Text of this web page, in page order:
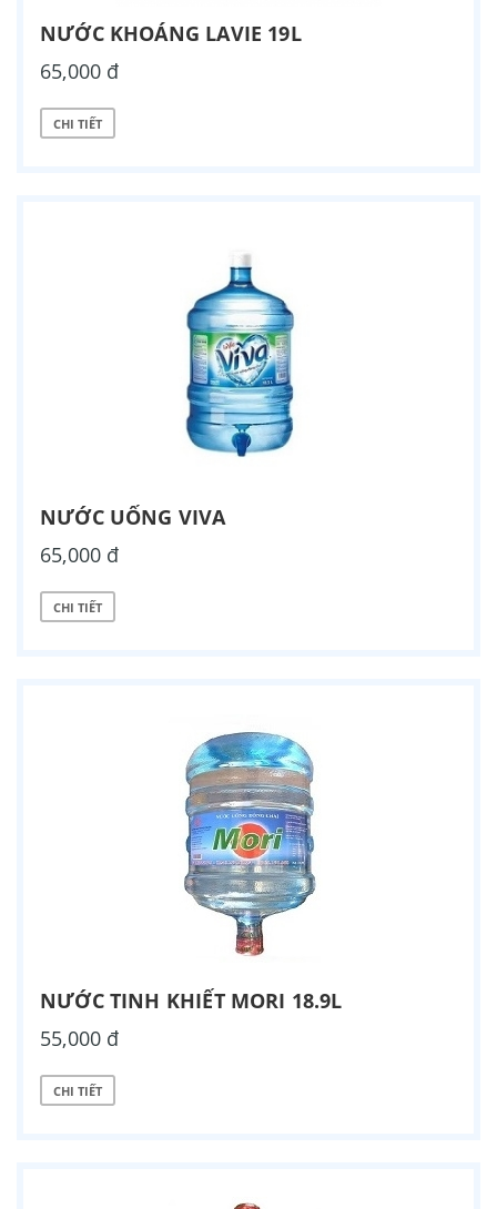
NƯỚC KHOÁNG LAVIE 19L
65,000 đ
CHI TIẾT
NƯỚC UỐNG VIVA
65,000 đ
CHI TIẾT
NƯỚC TINH KHIẾT MORI 18.9L
55,000 đ
CHI TIẾT